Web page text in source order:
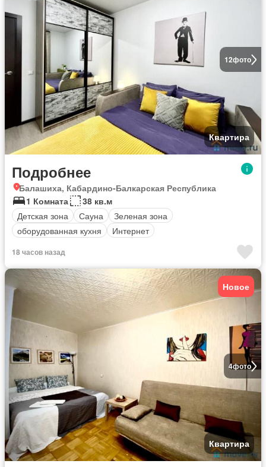
12фото
Квартира
Подробнее
Балашиха, Кабардино-Балкарская Республика
1 Комната
38 кв.м
Детская зона
Сауна
Зеленая зона
оборудованная кухня
Интернет
18 часов назад
4фото
Новое
Квартира